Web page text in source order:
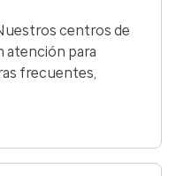
centros de
atención para
frecuentes,